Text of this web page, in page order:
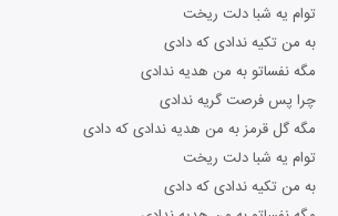
توام یه شبا دلت ریخت
به من تکیه ندادی که دادی
مگه نفساتو به من هدیه ندادی
چرا پس فرصت گریه ندادی
مگه گل قرمز به من هدیه ندادی که دادی
توام یه شبا دلت ریخت
به من تکیه ندادی که دادی